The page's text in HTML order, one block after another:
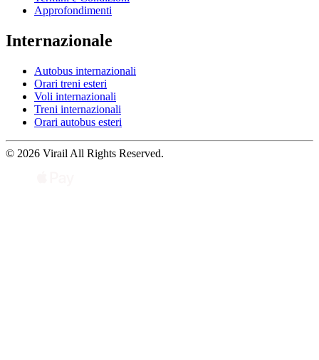
Approfondimenti
Internazionale
Autobus internazionali
Orari treni esteri
Voli internazionali
Treni internazionali
Orari autobus esteri
© 2026 Virail All Rights Reserved.